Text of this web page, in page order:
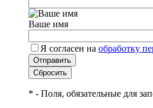
Ваше имя
Я согласен на обработку
* - Поля, обязательные для